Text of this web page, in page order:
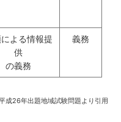
よる情報提
供
の義務
義務
成26年出題地域試験問題より引用